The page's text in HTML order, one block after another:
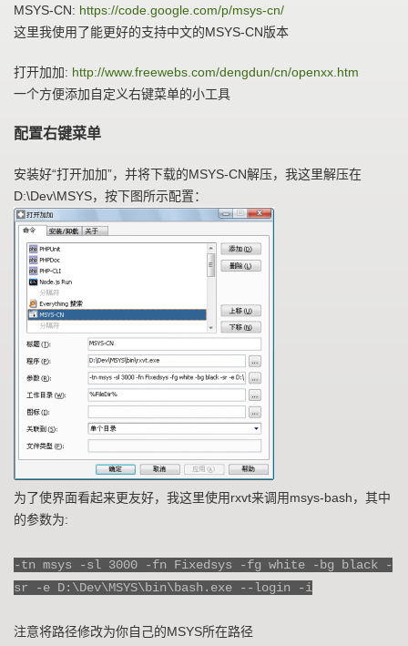
MSYS-CN: https://code.google.com/p/msys-cn/
这里我使用了能更好的支持中文的MSYS-CN版本
打开加加: http://www.freewebs.com/dengdun/cn/openxx.htm
一个方便添加自定义右键菜单的小工具
配置右键菜单
安装好“打开加加”，并将下载的MSYS-CN解压，我这里解压在
D:\Dev\MSYS，按下图所示配置：
为了使界面看起来更友好，我这里使用rxvt来调用msys-bash，其中
的参数为:
-tn msys -sl 3000 -fn Fixedsys -fg white -bg black -
sr -e D:\Dev\MSYS\bin\bash.exe --login -i
注意将路径修改为你自己的MSYS所在路径